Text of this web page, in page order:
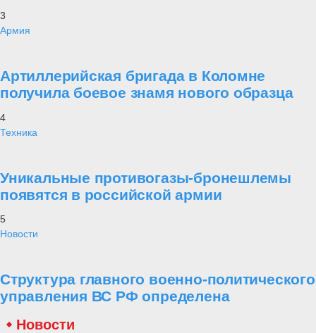
3
Армия
Артиллерийская бригада в Коломне
получила боевое знамя нового образца
4
Техника
Уникальные противогазы-бронешлемы
появятся в российской армии
5
Новости
Структура главного военно-политического
управления ВС РФ определена
Новости